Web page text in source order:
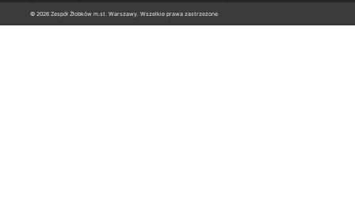
© 2026 Zespół Żłobków m.st. Warszawy. Wszelkie prawa zastrzeżone